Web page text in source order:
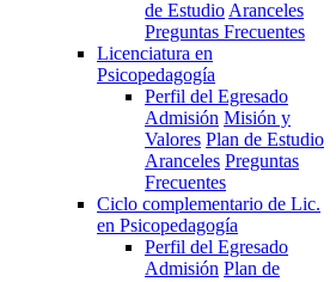
de Estudio Aranceles
Preguntas Frecuentes
Licenciatura en
Psicopedagogía
Perfil del Egresado
Admisión Misión y
Valores Plan de Estudio
Aranceles Preguntas
Frecuentes
Ciclo complementario de Lic.
en Psicopedagogía
Perfil del Egresado
Admisión Plan de